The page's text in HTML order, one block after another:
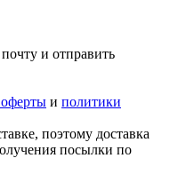
и отправить
оферты и политики
поэтому доставка
посылки по